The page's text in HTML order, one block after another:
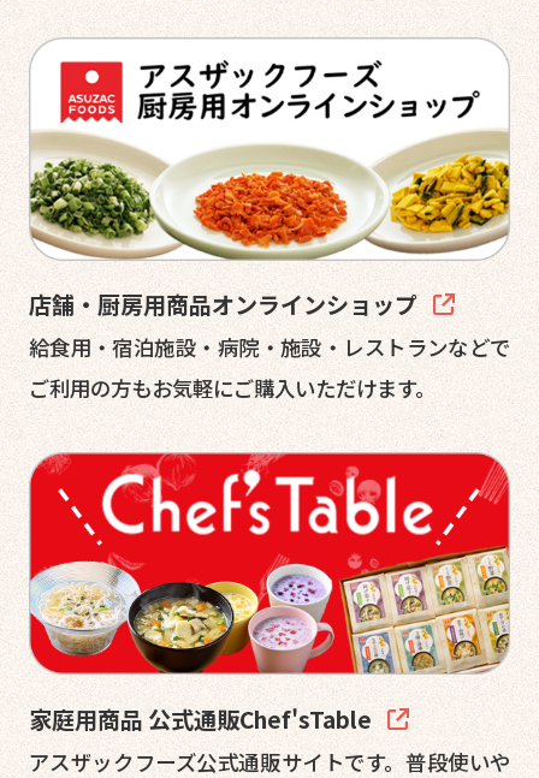
店舗・厨房用商品オンラインショップ
給食用・宿泊施設・病院・施設・レストランなどで
ご利用の方もお気軽にご購入いただけます。
家庭用商品 公式通販Chef'sTable
アスザックフーズ公式通販サイトです。普段使いや